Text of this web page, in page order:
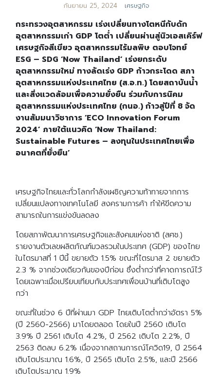
กันยายน 25, 2024 เศรษฐกิจ
กระทรวงอุตสาหกรรม เร่งเปลี่ยนทางโตหนีกับดัก
อุตสาหกรรมเก่า GDP โตต่ำ เปลี่ยนผ่านสู่นิวเอสเคิร์ฟ
เศรษฐกิจสีเขียว อุตสาหกรรมไร้มลพิษ ตอบโจทย์
ESG – SDG ‘Now Thailand’ เร่งยกระดับ
อุตสาหกรรมใหม่ ทางลัดเร่ง GDP ก้าวกระโดด สภา
อุตสาหกรรมแห่งประเทศไทย (ส.อ.ท.) โดยสถาบันน้ำ
และสิ่งแวดล้อมเพื่อความยั่งยืน ร่วมกับการนิคม
อุตสาหกรรมแห่งประเทศไทย (กนอ.) ก้าวสู่ปีที่ 8 จัด
งานสัมมนาวิชาการ ‘ECO Innovation Forum
2024’ ภายใต้แนวคิด ‘Now Thailand:
Sustainable Futures – ลงทุนในประเทศไทยเพื่อ
อนาคตที่ยั่งยืน’
เศรษฐกิจไทยและทั่วโลกกำลังเผชิญความท้าทายจากการ
เปลี่ยนแปลงทางเทคโนโลยี สงครามการค้า ทำให้ขีดความ
สามารถในการแข่งขันลดลง
โดยสภาพัฒนาการเศรษฐกิจและสังคมแห่งชาติ (สศช.)
รายงานตัวเลขผลิตภัณฑ์มวลรวมในประเทศ (GDP) ของไทย
ในไตรมาสที่ 1 ปีนี้ ขยายตัว 1.5% ขณะที่ไตรมาส 2 ขยายตัว
2.3 % จากช่วงเดียวกันของปีก่อน ซึ่งต่ำกว่าที่คาดการณ์ไว้
โดยเฉพาะเมื่อเปรียบเทียบกับประเทศเพื่อนบ้านที่เติบโตสูง
กว่า
ขณะที่ในช่วง 6 ปีที่ผ่านมา GDP ไทยเติบโตต่ำกว่าอัตรา 5%
(ปี 2560-2566) มาโดยตลอด โดยในปี 2560 เติบโต
3.9% ปี 2561 เติบโต 4.2%, ปี 2562 เติบโต 2.2%, ปี
2563 ติดลบ 6.2% เนื่องจากสถานการณ์โควิด19, ปี 2564
เติบโตประมาณ 1.6%, ปี 2565 เติบโต 2.5%, และปี 2566
เติบโตประมาณ 1.9%